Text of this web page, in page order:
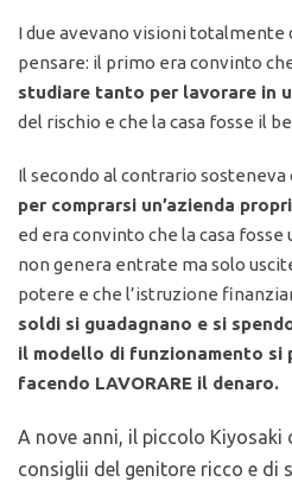
I due avevano visioni totalmente
pensare: il primo era convinto
studiare tanto per lavorare in
del rischio e che la casa fosse il
Il secondo al contrario
per comprarsi un’azienda
ed era convinto che la casa
non genera entrate ma solo
potere e che l’istruzione
soldi si guadagnano e si
il modello di funzionamento si
facendo LAVORARE il denaro.
A nove anni, il piccolo Kiyosaki
consiglii del genitore ricco e di